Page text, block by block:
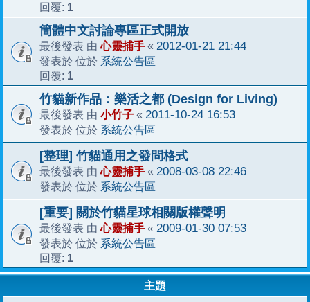
回覆: 1
簡體中文討論專區正式開放
最後發表 由心靈捕手 « 2012-01-21 21:44
發表於 位於 系統公告區
回覆: 1
竹貓新作品：樂活之都 (Design for Living)
最後發表 由 小竹子 « 2011-10-24 16:53
發表於 位於 系統公告區
[整理] 竹貓通用之發問格式
最後發表 由心靈捕手 « 2008-03-08 22:46
發表於 位於 系統公告區
[重要] 關於竹貓星球相關版權聲明
最後發表 由心靈捕手 « 2009-01-30 07:53
發表於 位於 系統公告區
回覆: 1
主題